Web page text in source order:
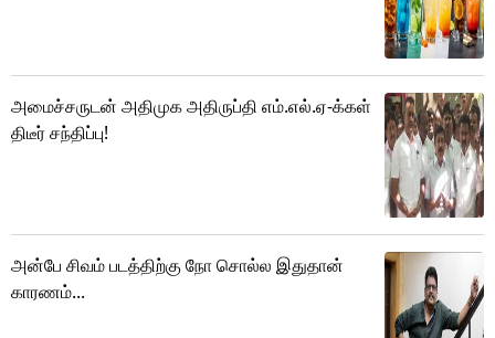
அமைச்சருடன் அதிமுக அதிருப்தி எம்.எல்.ஏ-க்கள்
திடீர் சந்திப்பு!
அன்பே சிவம் படத்திற்கு நோ சொல்ல இதுதான்
காரணம்...